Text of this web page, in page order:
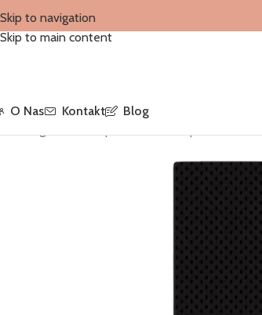
Skip to navigation
Skip to main content
O Nas Kontakt Blog